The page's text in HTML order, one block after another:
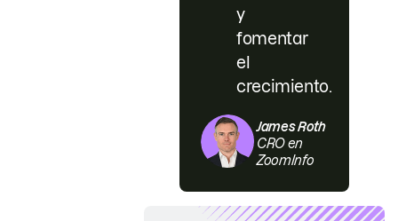
y
fomentar
el
crecimiento.
James Roth
CRO en
ZoomInfo